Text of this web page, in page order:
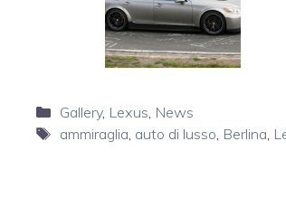
Categorie
Gallery, Lexus, News
Tag
ammiraglia, auto di lusso, Berlina,